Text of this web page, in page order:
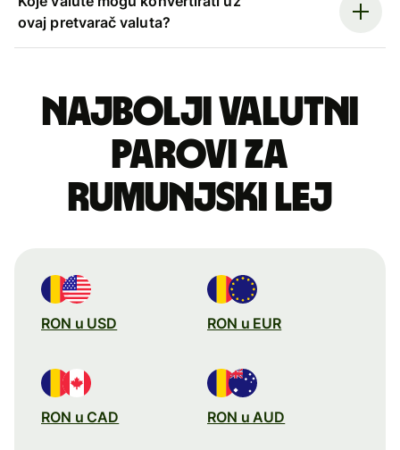
ovaj pretvarač valuta?
Najbolji valutni
parovi za
rumunjski lej
RON u USD RON u EUR
RON u CAD RON u AUD